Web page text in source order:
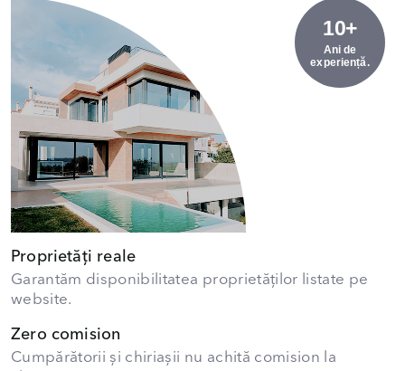
10+
Ani de
experiență.
Proprietăți reale
Garantăm disponibilitatea proprietăților listate pe
website.
Zero comision
Cumpărătorii și chiriașii nu achită comision la